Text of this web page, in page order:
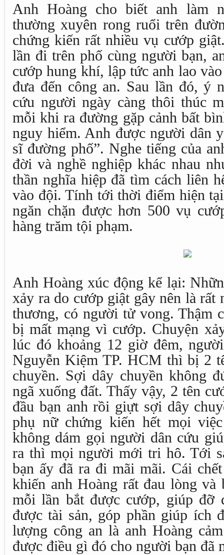
Anh Hoàng cho biết anh làm
thường xuyên rong ruổi trên
chứng kiến rất nhiều vụ cướp
lần đi trên phố cùng người bạn,
cướp hung khí, lập tức anh lao
đưa đến công an. Sau lần đó, ý
cứu người ngày càng thôi thúc
mỗi khi ra đường gặp cảnh bất
nguy hiểm. Anh được người dân
sĩ đường phố”. Nghe tiếng của
đời và nghề nghiệp khác nhau
thần nghĩa hiệp đã tìm cách liên
vào đội. Tính tới thời điểm hiện
ngăn chặn được hơn 500 vụ
hàng trăm tội phạm.
Anh Hoàng xúc động kể lại:
xảy ra do cướp giật gây nên là rất
thương, có người tử vong. Thậm
bị mất mạng vì cướp. Chuyện
lúc đó khoảng 12 giờ đêm,
Nguyễn Kiệm TP. HCM thì bị 2
chuyền. Sợi dây chuyền không
ngã xuống đất. Thấy vậy, 2 tên
đầu bạn anh rồi giựt sợi dây
phụ nữ chứng kiến hết mọi
không dám gọi người dân cứu
ra thì mọi người mới tri hô. Tới
bạn ấy đã ra đi mãi mãi. Cái
khiến anh Hoàng rất đau lòng
mỗi lần bắt được cướp, giúp đỡ
được tài sản, góp phần giúp ích
lượng công an là anh Hoàng
được điều gì đó cho người bạn đã